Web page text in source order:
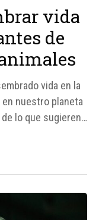
vida
de
vida en la
en nuestro planeta
lo que sugieren
vida en la